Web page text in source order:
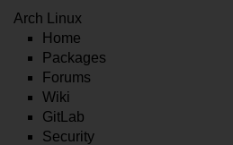
Arch Linux
Home
Packages
Forums
Wiki
GitLab
Security